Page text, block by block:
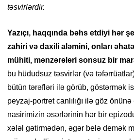
təsvirlərdir.
Yazıçı, haqqında bəhs etdiyi hər
zahiri və daxili aləmini, onları
mühiti, mənzərələri sonsuz bir
bu hüdudsuz təsvirlər (və
bütün tərəfləri ilə görüb, göstərmək
peyzaj-portret canlılığı ilə göz
nasirimizin əsərlərinin hər bir
xələl gətirmədən, əgər belə demək